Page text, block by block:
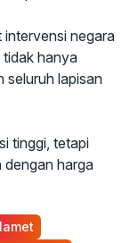
intervensi negara
hanya
seluruh lapisan
tinggi, tetapi
dengan harga